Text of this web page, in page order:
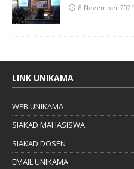
8 November 2021
LINK UNIKAMA
WEB UNIKAMA
SIAKAD MAHASISWA
SIAKAD DOSEN
EMAIL UNIKAMA